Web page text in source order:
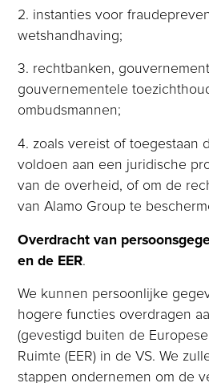
2. instanties voor
wetshandhaving;
3. rechtbanken,
gouvernementele
ombudsmannen;
4. zoals vereist of toegestaan
voldoen aan een juridische
van de overheid, of om de
van Alamo Group te
Overdracht van
en de EER.
We kunnen persoonlijke
hogere functies overdragen
(gevestigd buiten de
Ruimte (EER) in de VS. We
stappen ondernemen om de